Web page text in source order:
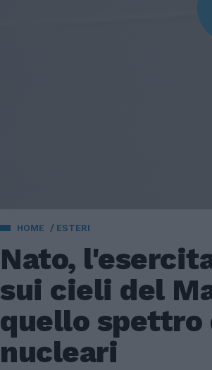
HOME ESTERI
Nato,
sui cieli del
quello spettro
nucleari